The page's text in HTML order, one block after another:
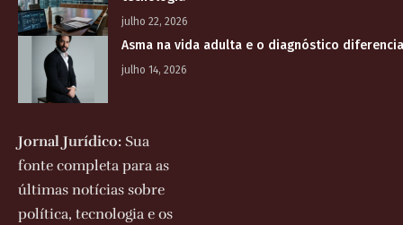
julho 22, 2026
Asma na vida adulta e o diagnóstico
julho 14, 2026
Jornal Jurídico: Sua
fonte completa para as
últimas notícias sobre
política, tecnologia e os